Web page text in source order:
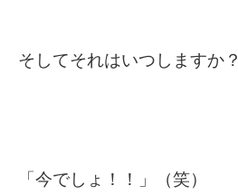
そしてそれはいつしますか？
「今でしょ！！」（笑）